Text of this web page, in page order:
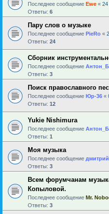
Последнее сообщение Ewe «
Ответы: 6
Пару слов о музыке
Последнее сообщение PieRo «
Ответы: 24
Сборник
Последнее сообщение
Ответы: 3
Поиск православного
Последнее сообщение Юр-36 «
Ответы: 12
Yukie Nishimura
Последнее сообщение
Ответы: 1
Моя музыка
Последнее сообщение
Ответы: 3
Всем форумчанам
Копыловой.
Последнее сообщение Mr.
Ответы: 3